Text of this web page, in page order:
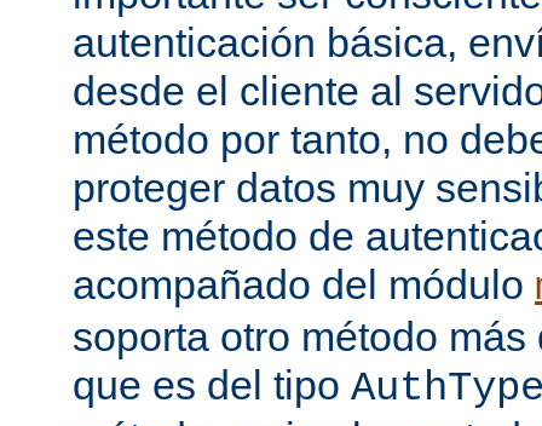
autenticación básica,
desde el cliente al
método por tanto, no
proteger datos muy
este método de
acompañado del módulo
soporta otro método
que es del tipo